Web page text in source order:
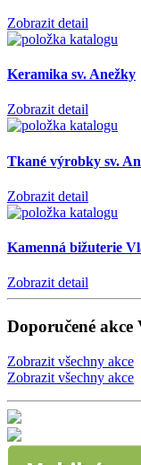
Zobrazit detail
Keramika sv. Anežky
Zobrazit detail
Tkané výrobky sv.
Zobrazit detail
Kamenná bižuterie
Zobrazit detail
Doporučené
Zobrazit všechny akce
Zobrazit všechny akce